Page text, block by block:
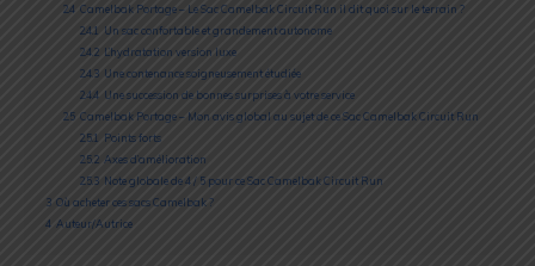
2.4 Camelbak Portage – Le Sac Camelbak Circuit Run il dit quoi sur le terrain ?
2.4.1
Un sac confortable et grandement autonome
2.4.2 L’hydratation version luxe
2.4.3 Une contenance soigneusement étudiée
2.4.4 Une succession de bonnes surprises à votre service
2.5 Camelbak Portage – Mon avis global au sujet de ce Sac Camelbak Circuit Run
2.5.1
Points forts
2.5.2 Axes d’amélioration
2.5.3 Note globale de 4 / 5 pour ce Sac Camelbak Circuit Run
3 Où acheter ces sacs Camelbak ?
4 Auteur/Autrice